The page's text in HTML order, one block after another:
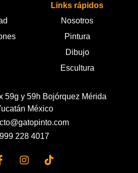
Links rápidos
Nosotros
Pintura
Dibujo
Escultura
59g y 59h Bojórquez Mérida
México
999 228 4017